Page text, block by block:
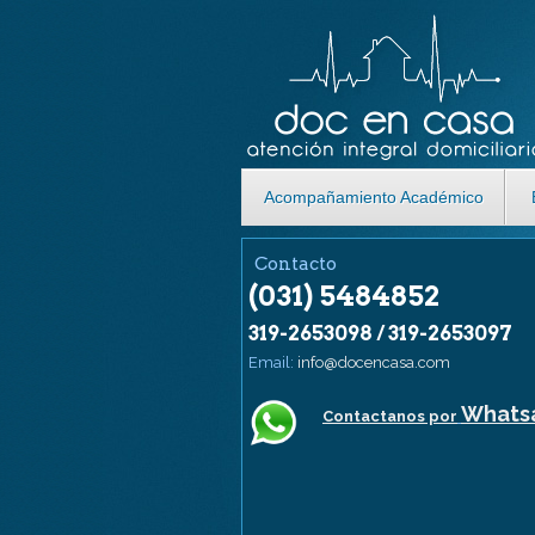
Acompañamiento Académico
Contacto
(031) 5484852
319-2653098 / 319-2653097
Email: info@docencasa.com
logowhatsappsolo.png
Contactanos por